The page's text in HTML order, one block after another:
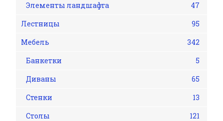
Элементы ландшафта
47
Лестницы
95
Мебель
342
Банкетки
5
Диваны
65
Стенки
13
Столы
121